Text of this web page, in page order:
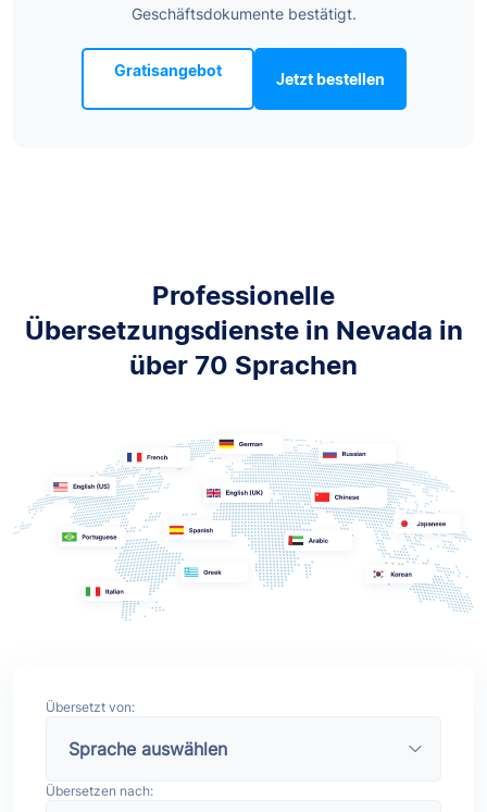
Geschäftsdokumente bestätigt.
Gratisangebot Jetzt bestellen
Professionelle
Übersetzungsdienste in Nevada in
über 70 Sprachen
Übersetzt von:
Übersetzen nach: